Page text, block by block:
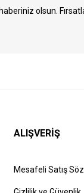
olsun.
ALIŞVERİŞ
Mesafeli Satış